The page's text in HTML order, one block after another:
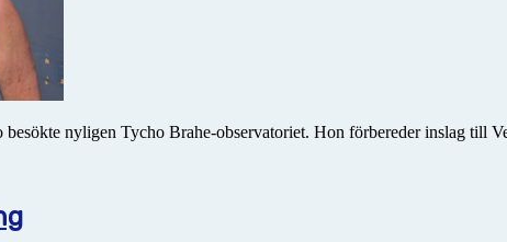
nyligen Tycho Brahe-observatoriet. Hon förbereder inslag till